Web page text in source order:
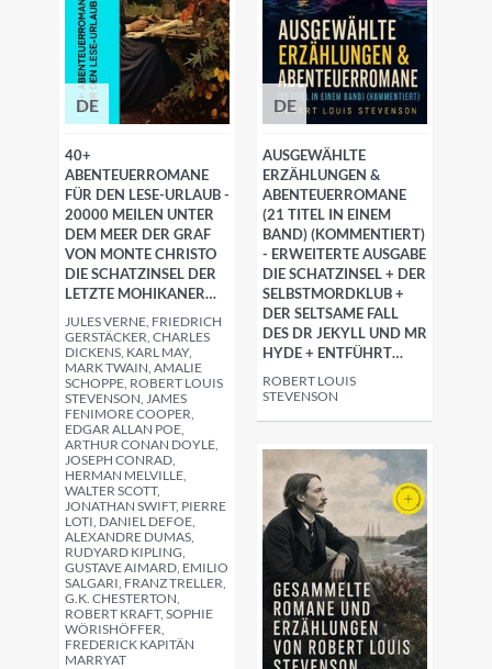
DE
40+
ABENTEUERROMANE
FÜR DEN LESE-URLAUB -
20000 MEILEN UNTER
DEM MEER DER GRAF
VON MONTE CHRISTO
DIE SCHATZINSEL DER
LETZTE MOHIKANER…
JULES VERNE, FRIEDRICH
GERSTÄCKER, CHARLES
DICKENS, KARL MAY,
MARK TWAIN, AMALIE
SCHOPPE, ROBERT LOUIS
STEVENSON, JAMES
FENIMORE COOPER,
EDGAR ALLAN POE,
ARTHUR CONAN DOYLE,
JOSEPH CONRAD,
HERMAN MELVILLE,
WALTER SCOTT,
JONATHAN SWIFT, PIERRE
LOTI, DANIEL DEFOE,
ALEXANDRE DUMAS,
RUDYARD KIPLING,
GUSTAVE AIMARD, EMILIO
SALGARI, FRANZ TRELLER,
G.K. CHESTERTON,
ROBERT KRAFT, SOPHIE
WÖRISHÖFFER,
FREDERICK KAPITÄN
MARRYAT
DE
AUSGEWÄHLTE
ERZÄHLUNGEN &
ABENTEUERROMANE
(21 TITEL IN EINEM
BAND) (KOMMENTIERT)
- ERWEITERTE AUSGABE
DIE SCHATZINSEL + DER
SELBSTMORDKLUB +
DER SELTSAME FALL
DES DR JEKYLL UND MR
HYDE + ENTFÜHRT…
ROBERT LOUIS
STEVENSON